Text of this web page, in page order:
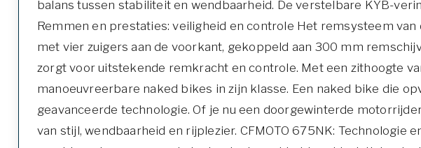
balans tussen stabiliteit en wendbaarheid. De verstelbare KYB-
Remmen en prestaties: veiligheid en controle Het remsysteem
met vier zuigers aan de voorkant, gekoppeld aan 300 mm
zorgt voor uitstekende remkracht en controle. Met een zithoogte
manoeuvreerbare naked bikes in zijn klasse. Een naked bike die
geavanceerde technologie. Of je nu een doorgewinterde
van stijl, wendbaarheid en rijplezier. CFMOTO 675NK: Technologie